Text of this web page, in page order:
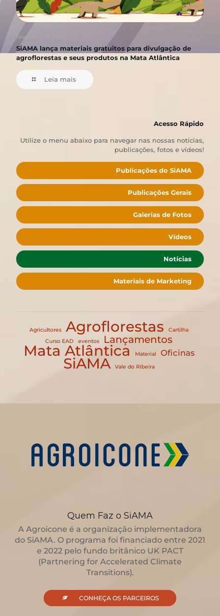
fevereiro 13, 2023
SiAMA lança materiais gratuitos para divulgação de
agroflorestas e seus produtos na Mata Atlântica
Leia mais
Acesso Rápido
Utilize o menu abaixo para navegar nas nossas notícias,
publicações, fotos e vídeos!
Publicações do SiAMA
Publicações Gerais
Galerias de Fotos
Vídeos
Notícias
Materiais de Marketing
Agricultores Agroflorestas
Cartilha
Curso EAD
eventos Lançamentos
Mata Atlântica Material Oficinas
SiAMA Vale do Ribeira
Quem Faz o SiAMA
A Agroicone é a organização implementadora
do SiAMA. O programa foi financiado entre 2021
e 2022 pelo fundo britânico UK PACT
(Partnering for Accelerated Climate
Transitions).
CONHEÇA TODOS OS PARCEIROS
CONHEÇA OS PARCEIROS